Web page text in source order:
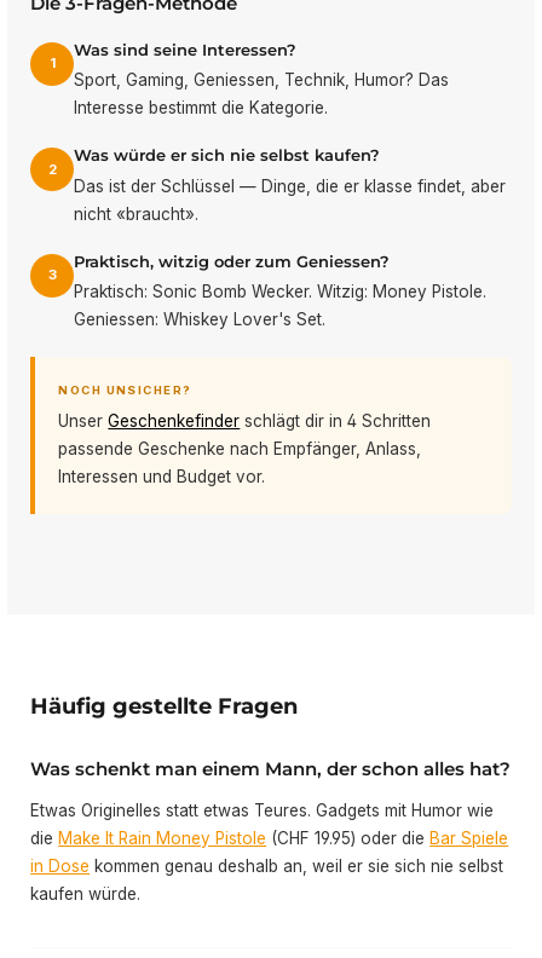
1
Was sind seine Interessen?
Sport, Gaming, Geniessen, Technik, Humor? Das
Interesse bestimmt die Kategorie.
2
Was würde er sich nie selbst kaufen?
Das ist der Schlüssel — Dinge, die er klasse findet, aber
nicht «braucht».
3
Praktisch, witzig oder zum Geniessen?
Praktisch: Sonic Bomb Wecker. Witzig: Money Pistole.
Geniessen: Whiskey Lover's Set.
NOCH UNSICHER?
UnserGeschenkefinder schlägt dir in 4 Schritten
passende Geschenke nach Empfänger, Anlass,
Interessen und Budget vor.
Häufig gestellte Fragen
Was schenkt man einem Mann, der schon alles hat?
Etwas Originelles statt etwas Teures. Gadgets mit Humor wie
die Make It Rain Money Pistole (CHF 19.95) oder die Bar Spiele
in Dose kommen genau deshalb an, weil er sie sich nie selbst
kaufen würde.